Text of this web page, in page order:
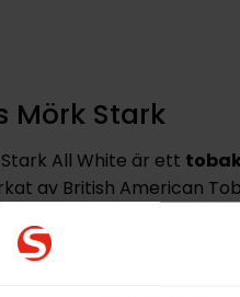
Mörk Stark
All White är ett
av British American
stadigt under läppen,
behaglig användning.